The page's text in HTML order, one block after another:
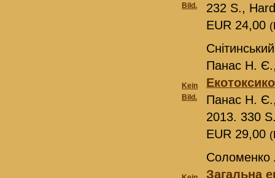
Bild.
232 S.,
EUR 24,00
Kein
Bild.
Панас Н.
Панас Н.
2013. 330
EUR 29,00
Соломенко
Загальна